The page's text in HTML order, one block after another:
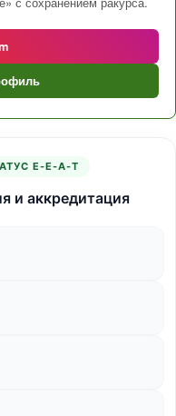
E-E-A-T
и аккредитация